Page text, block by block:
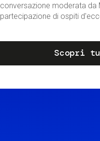
conversazione moderata da
partecipazione di ospiti
Scopri